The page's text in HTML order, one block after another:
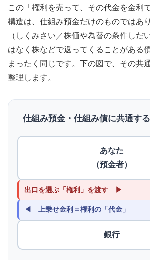
この「権利を売って、その代金を金利
構造は、仕組み預金だけのものではあ
（しくみさい／株価や為替の条件しだ
はなく株などで返ってくることがある
まったく同じです。下の図で、その共
整理します。
仕組み預金・仕組み債に共通す
あなた
（預金者）
出口を選ぶ「権利」を渡す ▶
◀ 上乗せ金利＝権利の「代金」
銀行